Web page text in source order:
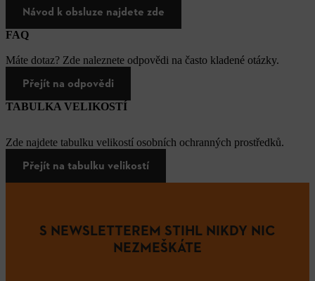
Návod k obsluze najdete zde
FAQ
Máte dotaz? Zde naleznete odpovědi na často kladené otázky.
Přejít na odpovědi
TABULKA VELIKOSTÍ
Zde najdete tabulku velikostí osobních ochranných prostředků.
Přejít na tabulku velikostí
S NEWSLETTEREM STIHL NIKDY NIC
NEZMEŠKÁTE